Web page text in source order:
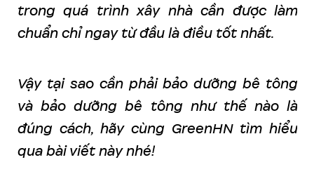
trong quá trình xây nhà cần được làm
chuẩn chỉ ngay từ đầu là điều tốt nhất.
Vậy tại sao cần phải bảo dưỡng bê tông
và bảo dưỡng bê tông như thế nào là
đúng cách, hãy cùng GreenHN tìm hiểu
qua bài viết này nhé!